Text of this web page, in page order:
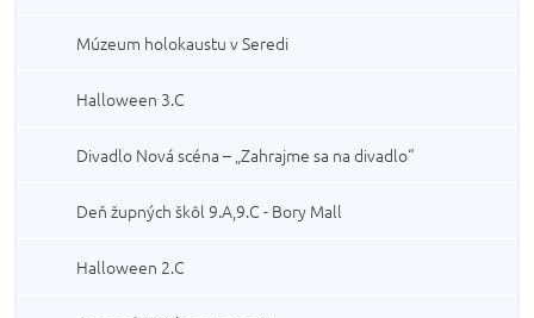
Múzeum holokaustu v Seredi
Halloween 3.C
Divadlo Nová scéna – „Zahrajme sa na divadlo“
Deň župných škôl 9.A,9.C - Bory Mall
Halloween 2.C